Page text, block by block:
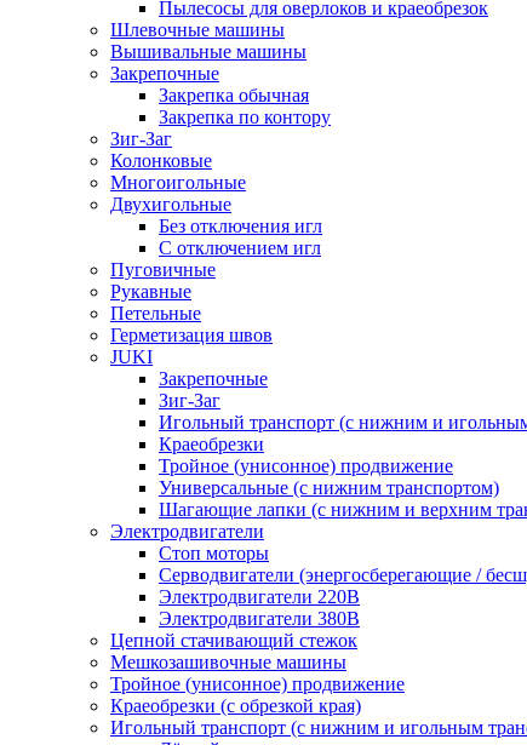
Пылесосы для оверлоков и краеобрезок
Шлевочные машины
Вышивальные машины
Закрепочные
Закрепка обычная
Закрепка по контору
Зиг-Заг
Колонковые
Многоигольные
Двухигольные
Без отключения игл
С отключением игл
Пуговичные
Рукавные
Петельные
Герметизация швов
JUKI
Закрепочные
Зиг-Заг
Игольный транспорт (с нижним и
Краеобрезки
Тройное (унисонное) продвижение
Универсальные (с нижним транспортом)
Шагающие лапки (с нижним и верхним
Электродвигатели
Стоп моторы
Серводвигатели (энергосберегающие /
Электродвигатели 220В
Электродвигатели 380В
Цепной стачивающий стежок
Мешкозашивочные машины
Тройное (унисонное) продвижение
Краеобрезки (с обрезкой края)
Игольный транспорт (с нижним и игольным